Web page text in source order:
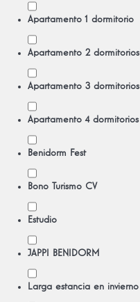
Apartamento 1 dormitorio
Apartamento 2 dormitorios
Apartamento 3 dormitorios
Apartamento 4 dormitorios
Benidorm Fest
Bono Turismo CV
Estudio
JAPPI BENIDORM
Larga estancia en invierno